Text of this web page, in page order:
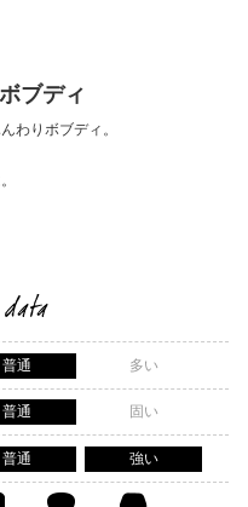
ブディ
わりボブディ。
普通 多い
普通 固い
普通 強い